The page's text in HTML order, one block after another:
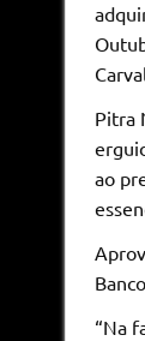
Pitra
ao
“Na